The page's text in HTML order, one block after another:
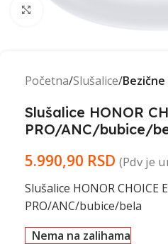
Click to enlarge
Početna Slušalice
Slušalice HONOR
PRO/ANC/bubice/
5.990,90 RSD (Pdv je
Slušalice HONOR CHOICE
PRO/ANC/bubice/bela
Nema na zalihama